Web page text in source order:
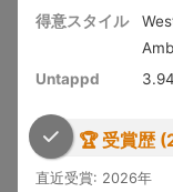
Mother Road
マザーロード・ブ
🇺🇸 Flagstaff, AZ,
Untappd 3.90
得意スタイル
Untappd
🏆 受賞歴
直近受賞: 2026年